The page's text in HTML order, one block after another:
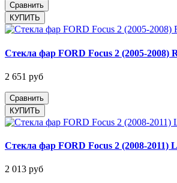
Сравнить
Стекла фар FORD Focus 2 (2005-2008)
2 651 руб
Сравнить
Стекла фар FORD Focus 2 (2008-2011)
2 013 руб